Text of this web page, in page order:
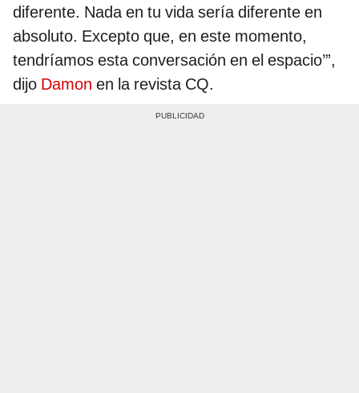
diferente. Nada en tu vida sería diferente en
absoluto. Excepto que, en este momento,
tendríamos esta conversación en el espacio’”,
dijo Damon en la revista CQ.